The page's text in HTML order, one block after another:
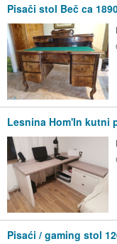
Pisači stol Beč ca
Lesnina Hom'In kutni
Pisaći / gaming stol